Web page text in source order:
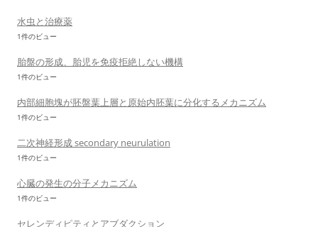
水虫と治療薬
1件のビュー
胎盤の形成、胎児を免疫拒絶しない機構
1件のビュー
内部細胞塊が胚盤葉上層と原始内胚葉に分化するメカニズム
1件のビュー
二次神経形成 secondary neurulation
1件のビュー
心臓の発生の分子メカニズム
1件のビュー
セレンディピティとアブダクション